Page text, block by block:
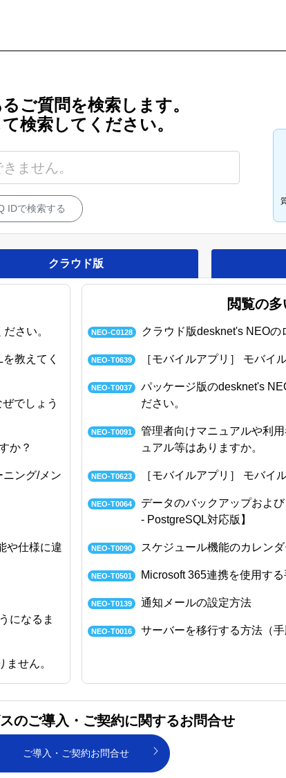
ご質問を検索します。
検索してください。
IDで検索する
クラウド版
さい。
教えてく
でしょう
か？
ング/メン
や仕様に違
になるま
せん。
閲覧の多
NEO-C0128 クラウド版desknet's NEOの
NEO-T0639 ［モバイルアプリ］ モバイ
NEO-T0037
パッケージ版のdesknet's
ださい。
NEO-T0091
管理者向けマニュアルや利
ュアル等はありますか。
NEO-T0623 ［モバイルアプリ］ モバイ
NEO-T0064
データのバックアップおよ
- PostgreSQL対応版】
NEO-T0090 スケジュール機能のカレン
NEO-T0501 Microsoft 365連携を使用す
NEO-T0139 通知メールの設定方法
NEO-T0016 サーバーを移行する方法（手
のご導入・ご契約に関するお問合せ
ご導入・ご契約お問合せ